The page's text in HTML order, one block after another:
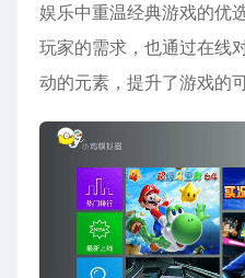
娱乐中重温经典游戏的优
玩家的需求，也通过在线
动的元素，提升了游戏的